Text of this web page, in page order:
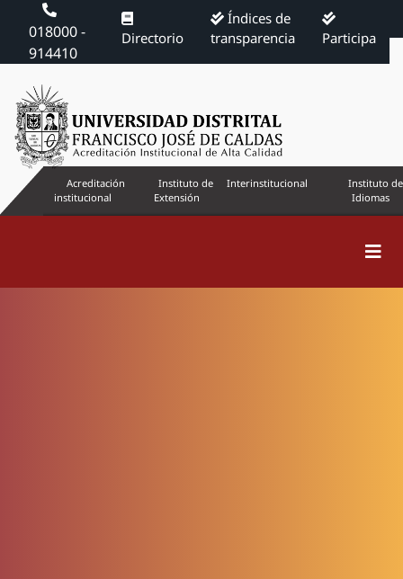
018000 -
914410
Directorio
Índices de
transparencia
Participa
Acreditación
institucional
Instituto de
Extensión
Interinstitucional
Instituto de
Idiomas